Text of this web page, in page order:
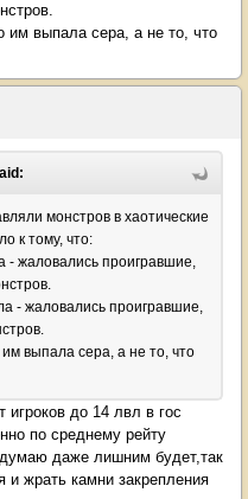
выпала сера, а не то, что
монстров в хаотические
к тому, что:
- жаловались проигравшие,
- жаловались проигравшие,
выпала сера, а не то, что
игроков до 14 лвл в гос
по среднему рейту
даже лишним будет,так
и жрать камни закрепления